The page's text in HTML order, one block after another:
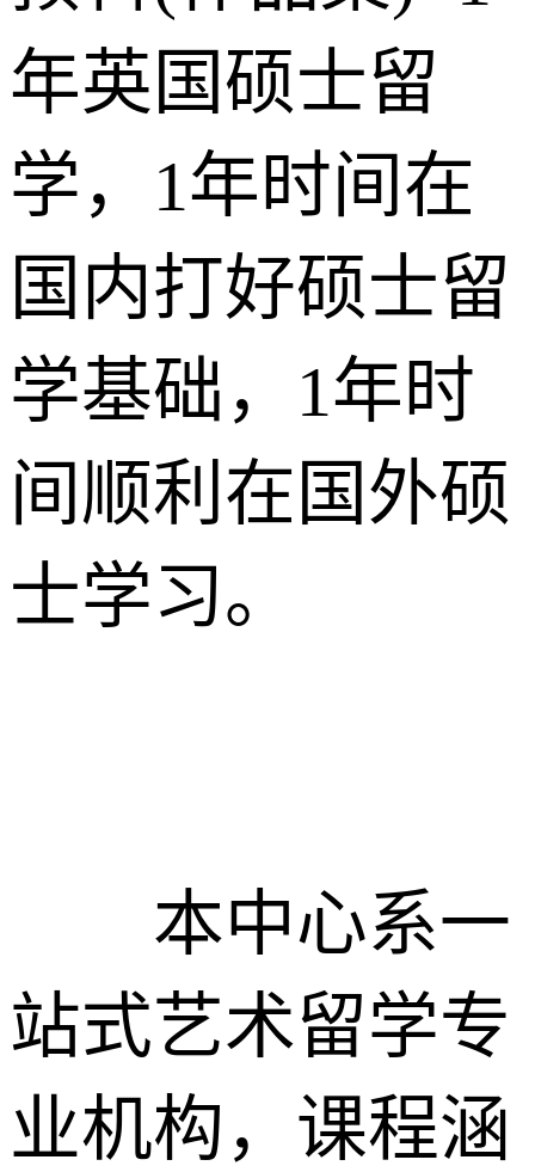
年英国硕士留
学，1年时间在
国内打好硕士留
学基础，1年时
间顺利在国外硕
士学习。
本中心系一
站式艺术留学专
业机构，课程涵